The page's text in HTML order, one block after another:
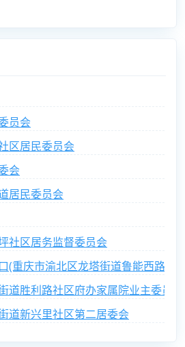
员会
区居民委员会
会
居民委员会
社区居务监督委员会
(重庆市渝北区龙塔街道鲁能西路社
道胜利路社区府办家属院业主委员会
道新兴里社区第二居委会